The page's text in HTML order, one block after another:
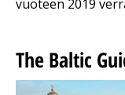
vuoteen 2019
The Baltic